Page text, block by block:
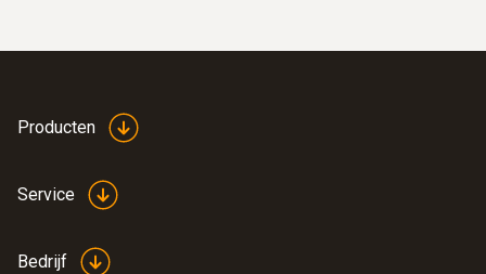
Producten
Service
Bedrijf